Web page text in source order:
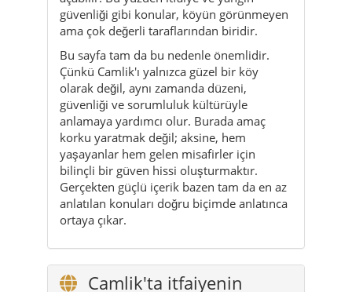
olarak değil, aynı zamanda düzeni,
güvenliği ve sorumluluk kültürüyle
anlamaya yardımcı olur. Burada amaç
korku yaratmak değil; aksine, hem
yaşayanlar hem gelen misafirler için
bilinçli bir güven hissi oluşturmaktır.
Gerçekten güçlü içerik bazen tam da en az
anlatılan konuları doğru biçimde anlatınca
ortaya çıkar.
Camlik'ta itfaiyenin
neden önemli olduğu
Köy ortamında yangın
riski nasıl oluşur